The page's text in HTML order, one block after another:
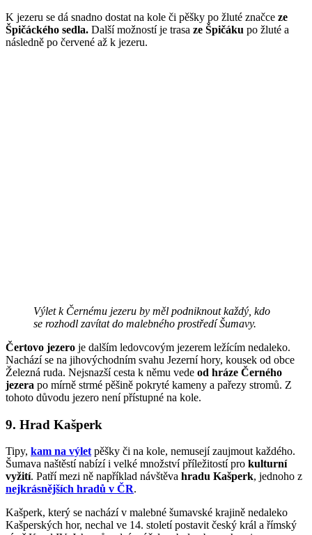
K jezeru se dá snadno dostat na kole či pěšky po žluté značce ze
Špičáckého sedla. Další možností je trasa ze Špičáku po žluté a
následně po červené až k jezeru.
Výlet k Černému jezeru by měl podniknout každý, kdo
se rozhodl zavítat do malebného prostředí Šumavy.
Čertovo jezero je dalším ledovcovým jezerem ležícím nedaleko.
Nachází se na jihovýchodním svahu Jezerní hory, kousek od obce
Železná ruda. Nejsnazší cesta k němu vede od hráze Černého
jezera po mírně strmé pěšině pokryté kameny a pařezy stromů. Z
tohoto důvodu jezero není přístupné na kole.
9. Hrad Kašperk
Tipy, kam na výlet pěšky či na kole, nemusejí zaujmout každého.
Šumava naštěstí nabízí i velké množství příležitostí pro kulturní
vyžití. Patří mezi ně například návštěva hradu Kašperk, jednoho z
nejkrásnějších hradů v ČR.
Kašperk, který se nachází v malebné šumavské krajině nedaleko
Kašperských hor, nechal ve 14. století postavit český král a římský